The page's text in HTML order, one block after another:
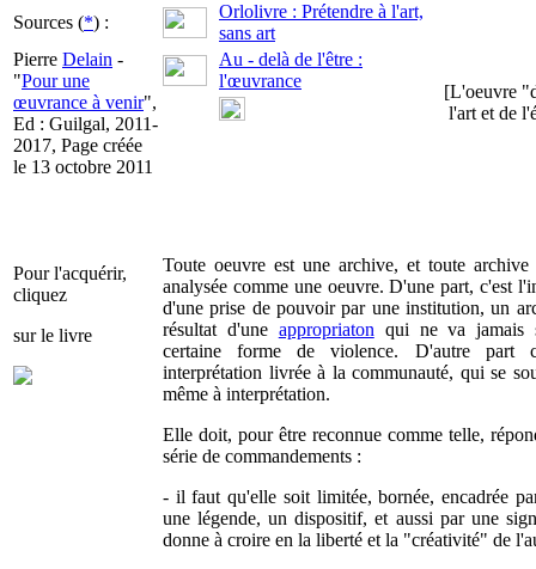
Sources (*) :
Orlolivre : Prétendre à l'art,
sans art
Pierre Delain -
"Pour une
œuvrance à venir",
Ed : Guilgal, 2011-
2017, Page créée
le 13 octobre 2011
Au - delà de l'être :
l'œuvrance
[L'oeuvre
l'art et de
Toute oeuvre est une archive, et toute archive
analysée comme une oeuvre. D'une part, c'est
d'une prise de pouvoir par une institution, un
résultat d'une appropriaton qui ne va jamais
certaine forme de violence. D'autre part
interprétation livrée à la communauté, qui se
même à interprétation.
Elle doit, pour être reconnue comme telle,
série de commandements :
- il faut qu'elle soit limitée, bornée, encadrée
une légende, un dispositif, et aussi par une
donne à croire en la liberté et la "créativité" de
Pour l'acquérir,
cliquez
sur le livre